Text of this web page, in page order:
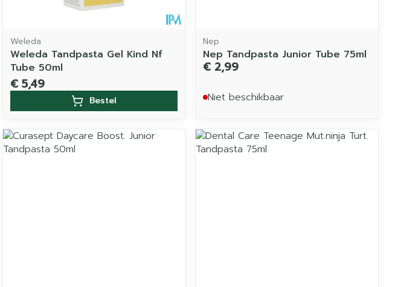
Weleda
Weleda Tandpasta Gel Kind Nf
Tube 50ml
€ 5,49
Bestel
Nep
Nep Tandpasta Junior Tube 75ml
€ 2,99
Niet beschikbaar